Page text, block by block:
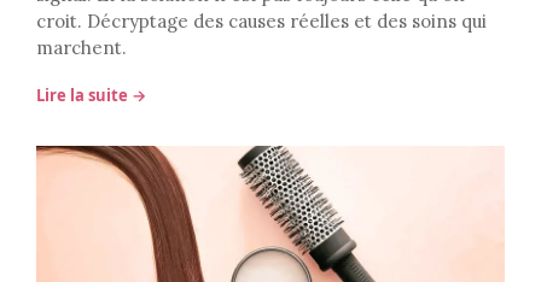
croit. Décryptage des causes réelles et des soins qui
marchent.
Lire la suite →